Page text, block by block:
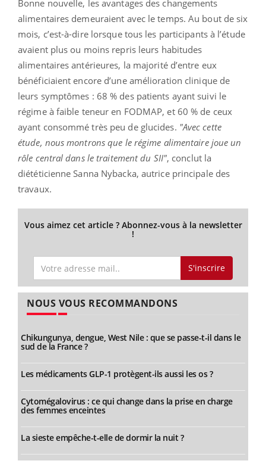
Bonne nouvelle, les avantages des changements
alimentaires demeuraient avec le temps. Au bout de six
mois, c’est-à-dire lorsque tous les participants à l’étude
avaient plus ou moins repris leurs habitudes
alimentaires antérieures, la majorité d’entre eux
bénéficiaient encore d’une amélioration clinique de
leurs symptômes : 68 % des patients ayant suivi le
régime à faible teneur en FODMAP, et 60 % de ceux
ayant consommé très peu de glucides. "Avec cette
étude, nous montrons que le régime alimentaire joue un
rôle central dans le traitement du SII", conclut la
diététicienne Sanna Nybacka, autrice principale des
travaux.
Vous aimez cet article ? Abonnez-vous à la newsletter
!
S'inscrire
NOUS VOUS RECOMMANDONS
Chikungunya, dengue, West Nile : que se passe-t-il dans le
sud de la France ?
Les médicaments GLP-1 protègent-ils aussi les os ?
Cytomégalovirus : ce qui change dans la prise en charge
des femmes enceintes
La sieste empêche-t-elle de dormir la nuit ?